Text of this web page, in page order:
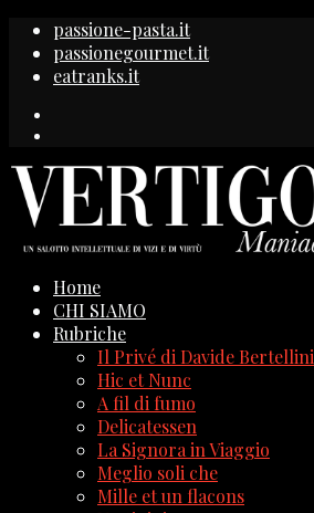
passione-pasta.it
passionegourmet.it
eatranks.it
Home
CHI SIAMO
Rubriche
Il Privé di Davide Bertellini
Hic et Nunc
A fil di fumo
Delicatessen
La Signora in Viaggio
Meglio soli che
Mille et un flacons